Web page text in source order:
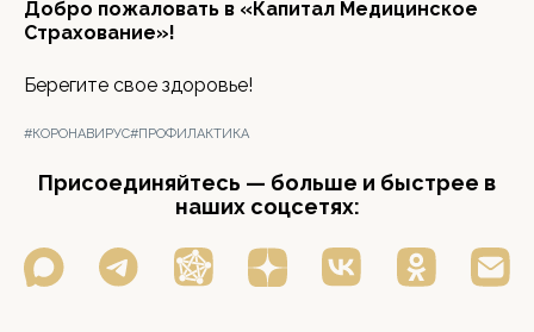
Добро пожаловать в «Капитал Медицинское
Страхование»!
Берегите свое здоровье!
#КОРОНАВИРУС#ПРОФИЛАКТИКА
Присоединяйтесь — больше и быстрее в
наших соцсетях: